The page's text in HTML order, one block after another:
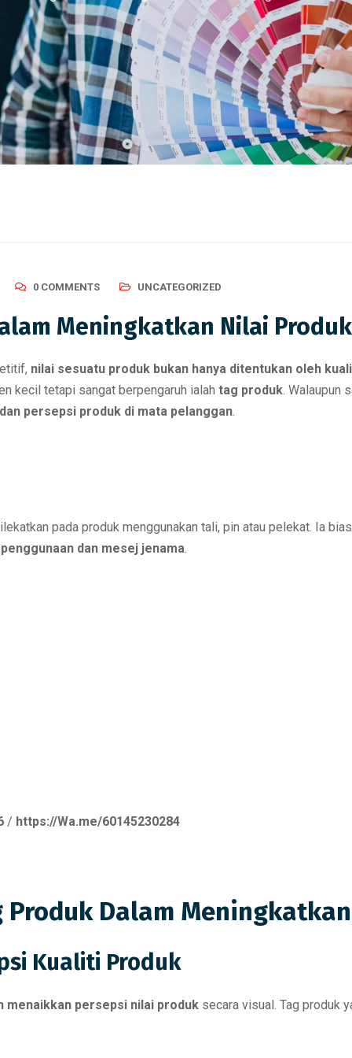
0 COMMENTS UNCATEGORIZED
Meningkatkan Nilai Produk
nilai sesuatu produk bukan hanya ditentukan oleh
kecil tetapi sangat berpengaruh ialah tag produk. Walaupun
persepsi produk di mata pelanggan.
pada produk menggunakan tali, pin atau pelekat. Ia
dan mesej jenama
/ https://Wa.me/60145230284
Produk Dalam
Kualiti Produk
menaikkan persepsi nilai produk secara visual. Tag produk